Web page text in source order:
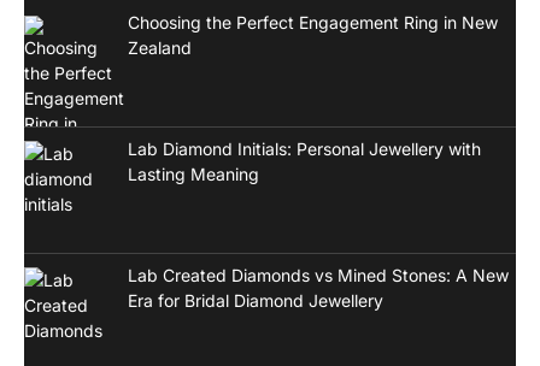
Choosing the Perfect Engagement Ring in New
Zealand
Lab Diamond Initials: Personal Jewellery with
Lasting Meaning
Lab Created Diamonds vs Mined Stones: A New
Era for Bridal Diamond Jewellery